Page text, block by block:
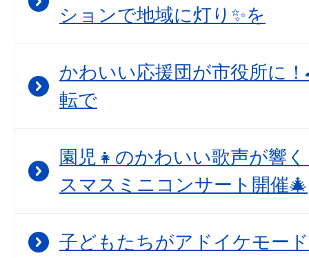
ションで地域に灯り✨を
かわいい応援団が市役所に
転で
園児👧のかわいい歌声が響
スマスミニコンサート開催🎄
子どもたちがアドイケモー